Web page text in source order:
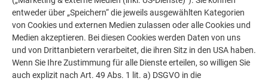
Aluminium eingesetzt werden kann. Entdecken Sie
weitere beeindruckende Projekte mit den langlebigen
PREFA Aluminiumlösungen für Dach, Solar und
Fassade.
entweder über „Speichern“ die jeweils ausgewählten Kategorien
von Cookies und externen Medien zulassen oder alle Cookies und
Medien akzeptieren. Bei diesen Cookies werden Daten von uns
und von Drittanbietern verarbeitet, die ihren Sitz in den USA haben.
Wenn Sie Ihre Zustimmung für alle Dienste erteilen, so willigen Sie
auch explizit nach Art. 49 Abs. 1 lit. a) DSGVO in die